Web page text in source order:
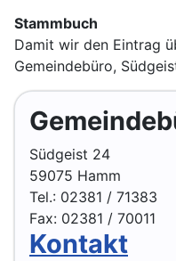
Stammbuch
Damit wir den Eintrag
Gemeindebüro,
Südgeist 24
59075 Hamm
Tel.: 02381 / 71383
Fax: 02381 / 70011
Kontakt